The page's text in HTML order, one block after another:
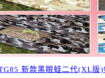
新款黑眼蛙二代(XL版)